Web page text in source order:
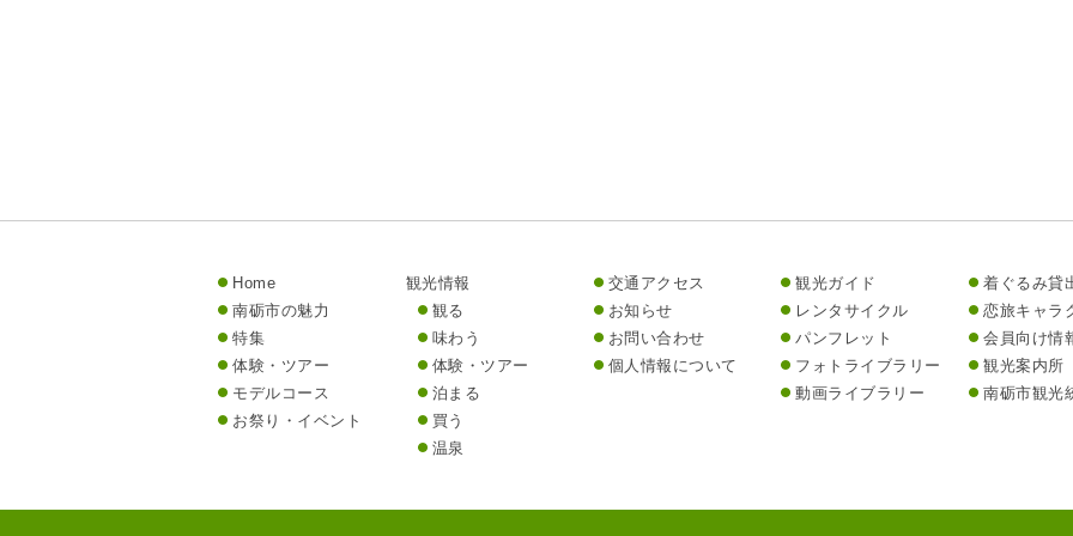
Home
南砺市の魅力
特集
体験・ツアー
モデルコース
お祭り・イベント
観光情報
観る
味わう
体験・ツアー
泊まる
買う
温泉
交通アクセス
お知らせ
お問い合わせ
個人情報について
観光ガイド
レンタサイクル
パンフレット
フォトライブラリー
動画ライブラリー
着ぐるみ貸
恋旅キャラ
会員向け情
観光案内所
南砺市観光